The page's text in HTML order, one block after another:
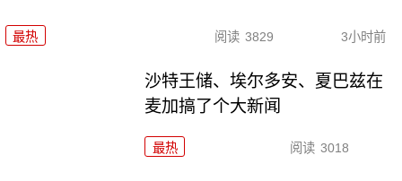
最热 阅读 3829 3小时前
沙特王储、埃尔多安、夏巴兹在
麦加搞了个大新闻
最热 阅读 3018